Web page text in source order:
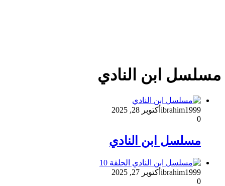
مسلسل ابن النادي
ibrahim1999 أكتوبر 28, 2025
0
مسلسل ابن النادي
ibrahim1999 أكتوبر 27, 2025
0